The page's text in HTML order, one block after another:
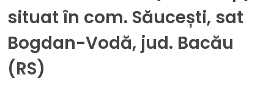
situat în com. Săucești, sat
Bogdan-Vodă, jud. Bacău
(RS)